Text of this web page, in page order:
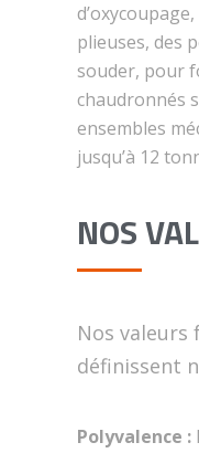
plieuses, des
souder, pour
chaudronnés
ensembles
jusqu’à 12
NOS
Nos valeurs
définissent
Polyvalence :